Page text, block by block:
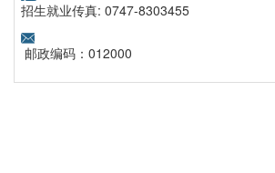
招生就业传真: 0747-8303455
邮政编码：012000